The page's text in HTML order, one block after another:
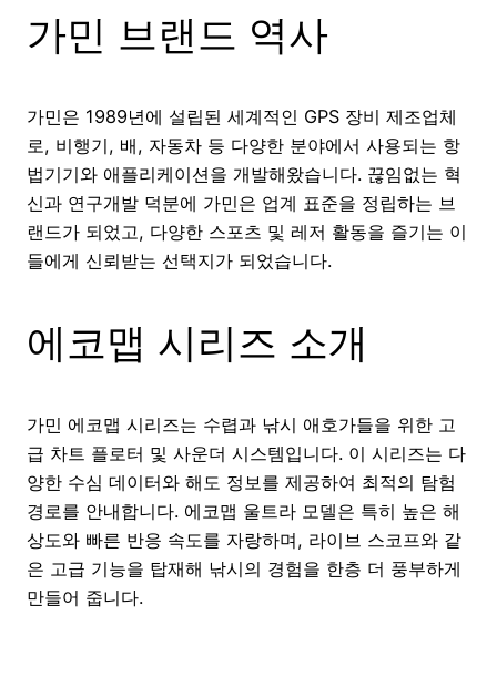
가민 브랜드 역사
가민은 1989년에 설립된 세계적인 GPS 장비 제조업체
로, 비행기, 배, 자동차 등 다양한 분야에서 사용되는 항
법기기와 애플리케이션을 개발해왔습니다. 끊임없는 혁
신과 연구개발 덕분에 가민은 업계 표준을 정립하는 브
랜드가 되었고, 다양한 스포츠 및 레저 활동을 즐기는 이
들에게 신뢰받는 선택지가 되었습니다.
에코맵 시리즈 소개
가민 에코맵 시리즈는 수렵과 낚시 애호가들을 위한 고
급 차트 플로터 및 사운더 시스템입니다. 이 시리즈는 다
양한 수심 데이터와 해도 정보를 제공하여 최적의 탐험
경로를 안내합니다. 에코맵 울트라 모델은 특히 높은 해
상도와 빠른 반응 속도를 자랑하며, 라이브 스코프와 같
은 고급 기능을 탑재해 낚시의 경험을 한층 더 풍부하게
만들어 줍니다.